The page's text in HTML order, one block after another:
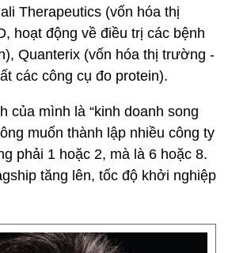
Therapeutics (vốn hóa thị
hoạt động về điều trị các bệnh
Quanterix (vốn hóa thị trường -
các công cụ đo protein).
của mình là “kinh doanh song
muốn thành lập nhiều công ty
phải 1 hoặc 2, mà là 6 hoặc 8.
tăng lên, tốc độ khởi nghiệp